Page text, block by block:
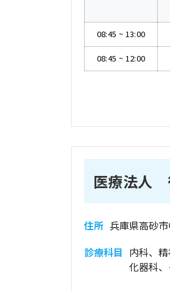
08:45 ~ 13:00
08:45 ~ 12:00
医療法人
住所 兵庫県高砂
診療科目 内科、
化器科